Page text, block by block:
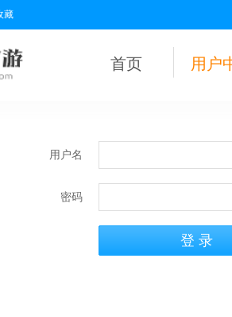
藏
首页 用户
用户名
密码